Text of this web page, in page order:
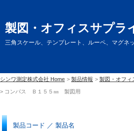
製図・オフィスサプラ
三角スケール、テンプレート、ルーペ、マグネ
シンワ測定株式会社 Home 製品情報 製図・オフィ
コンパス Ｂ１５５㎜ 製図用
製品コード ／ 製品名